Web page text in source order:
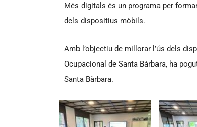
Més digitals és un programa per
dels dispositius mòbils.
Amb l’objectiu de millorar l’ús dels
Ocupacional de Santa Bàrbara, ha
Santa Bàrbara.